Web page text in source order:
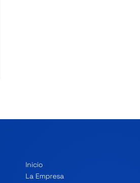
Inicio
La Empresa